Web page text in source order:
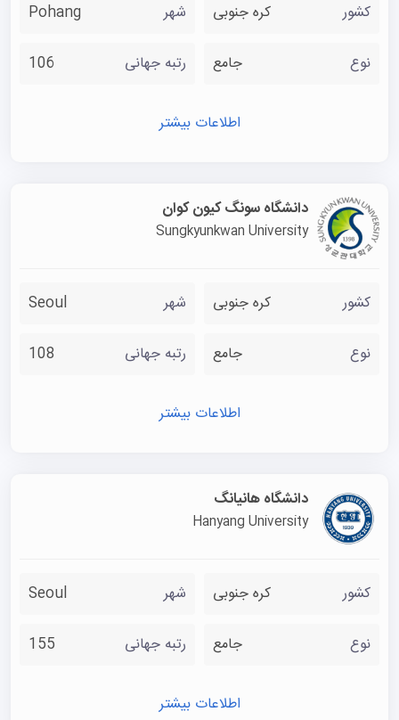
کشور کره جنوبی شهر Pohang
نوع جامع رتبه جهانی 106
اطلاعات بیشتر
دانشگاه سونگ‌ کیون‌ کوان
Sungkyunkwan University
کشور کره جنوبی شهر Seoul
نوع جامع رتبه جهانی 108
اطلاعات بیشتر
دانشگاه هانیانگ
Hanyang University
کشور کره جنوبی شهر Seoul
نوع جامع رتبه جهانی 155
اطلاعات بیشتر